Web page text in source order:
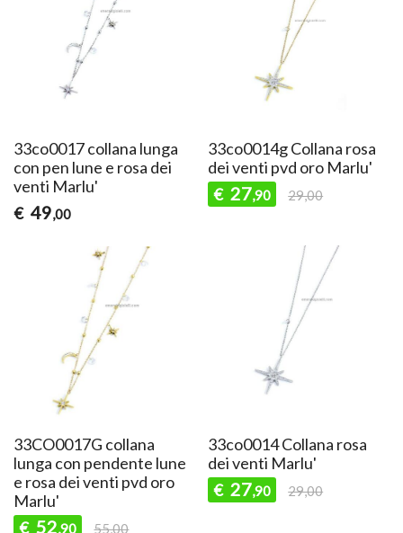
33co0017 collana lunga
con pen lune e rosa dei
venti Marlu'
€ 49,00
33co0014g Collana rosa
dei venti pvd oro Marlu'
€ 27,90 29,00
33CO0017G collana
lunga con pendente lune
e rosa dei venti pvd oro
Marlu'
€ 52,90 55,00
33co0014 Collana rosa
dei venti Marlu'
€ 27,90 29,00